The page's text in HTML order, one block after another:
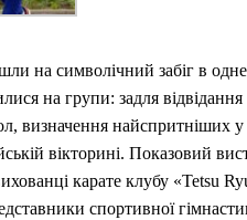
на символічний забіг в
на групи: задля
визначення найспритніших у
вікторині. Показовий
карате клубу «Tetsu
спортивної